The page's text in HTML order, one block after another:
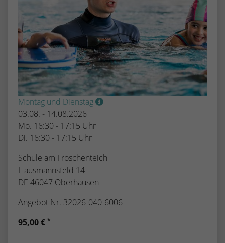
Montag und Dienstag
03.08. - 14.08.2026
Mo. 16:30 - 17:15 Uhr
Di. 16:30 - 17:15 Uhr
Schule am Froschenteich
Hausmannsfeld 14
DE 46047 Oberhausen
Angebot Nr. 32026-040-6006
95,00 € *